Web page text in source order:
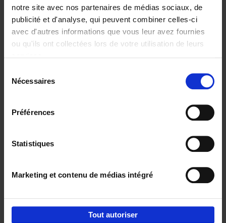
notre site avec nos partenaires de médias sociaux, de
publicité et d'analyse, qui peuvent combiner celles-ci
avec d'autres informations que vous leur avez fournies
ou qu'ils ont collectées lors de votre utilisation de leurs
Nécessaires
Préférences
Statistiques
Marketing et contenu de médias intégré
Tout autoriser
€29,99
Digital marketing like a PRO -
completely revised edition (EN)